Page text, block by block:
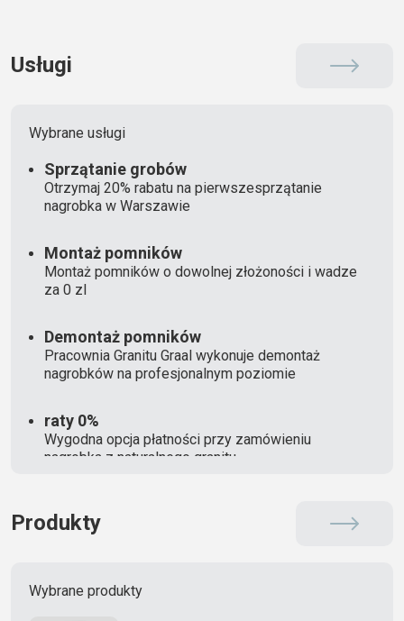
Usługi
Wybrane usługi
Sprzątanie grobów
Otrzymaj 20% rabatu na pierwszesprzątanie
nagrobka w Warszawie
Montaż pomników
Montaż pomników o dowolnej złożoności i wadze
za 0 zl
Demontaż pomników
Pracownia Granitu Graal wykonuje demontaż
nagrobków na profesjonalnym poziomie
raty 0%
Wygodna opcja płatności przy zamówieniu
nagrobka z naturalnego granitu
Produkty
Wybrane produkty